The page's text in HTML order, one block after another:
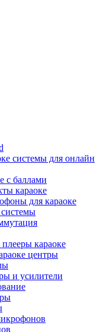
системы для онлайн
с баллами
караоке
для караоке
караоке
центры
и усилители